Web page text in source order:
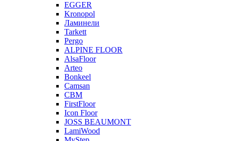
EGGER
Kronopol
Ламинели
Tarkett
Pergo
ALPINE FLOOR
AlsaFloor
Arteo
Bonkeel
Camsan
CBM
FirstFloor
Icon Floor
JOSS BEAUMONT
LamiWood